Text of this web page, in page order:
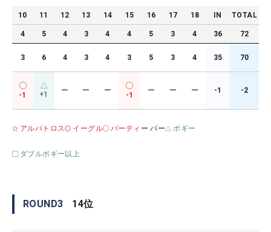
10 11 12 13 14 15 16 17 18 IN TOTAL
4 5 4 3 4 4 5 3 4 36 72
3 6 4 3 4 3 5 3 4 35 70
-1 +1 ー ー ー
-1
ー ー ー -1 -2
アルバトロス イーグル バーティ ー パー ボギー
ダブルボギー以上
ROUND3 14位